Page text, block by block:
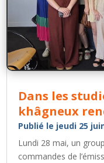
Dans les
khâgneux
Publié le jeudi 25
Lundi 28 mai, un
commandes de